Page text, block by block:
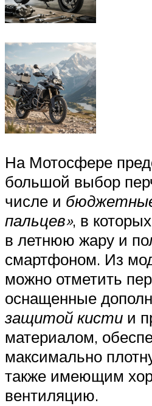
На Мотосфере
большой выбор
числе и
пальцев», в
в летнюю жару и
смартфоном. Из
можно отметить
оснащенные
защитой кисти и
материалом,
максимально
также имеющим
вентиляцию.